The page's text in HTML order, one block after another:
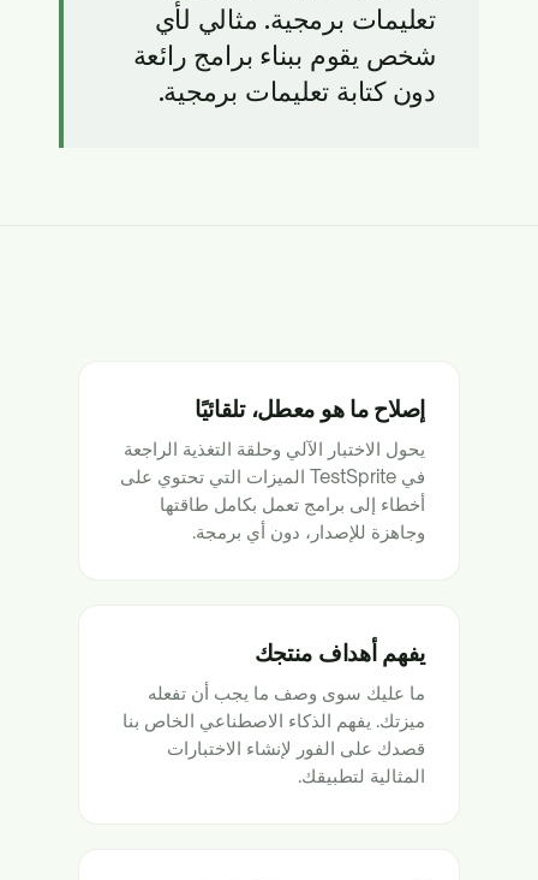
تعليمات برمجية. مثالي لأي
شخص يقوم ببناء برامج رائعة
دون كتابة تعليمات برمجية.
إصلاح ما هو معطل، تلقائيًا
يحول الاختبار الآلي وحلقة التغذية الراجعة
في TestSprite الميزات التي تحتوي على
أخطاء إلى برامج تعمل بكامل طاقتها
وجاهزة للإصدار، دون أي برمجة.
يفهم أهداف منتجك
ما عليك سوى وصف ما يجب أن تفعله
ميزتك. يفهم الذكاء الاصطناعي الخاص بنا
قصدك على الفور لإنشاء الاختبارات
المثالية لتطبيقك.